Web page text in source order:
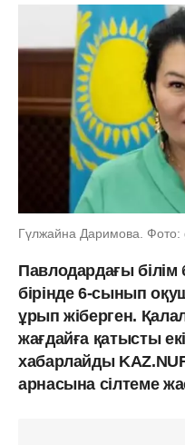
Гүлжайна Даримова. Фото:
Павлодардағы білім
бірінде 6-сынып
ұрып жіберген.
жағдайға қатысты
хабарлайды
арнасына сілтеме